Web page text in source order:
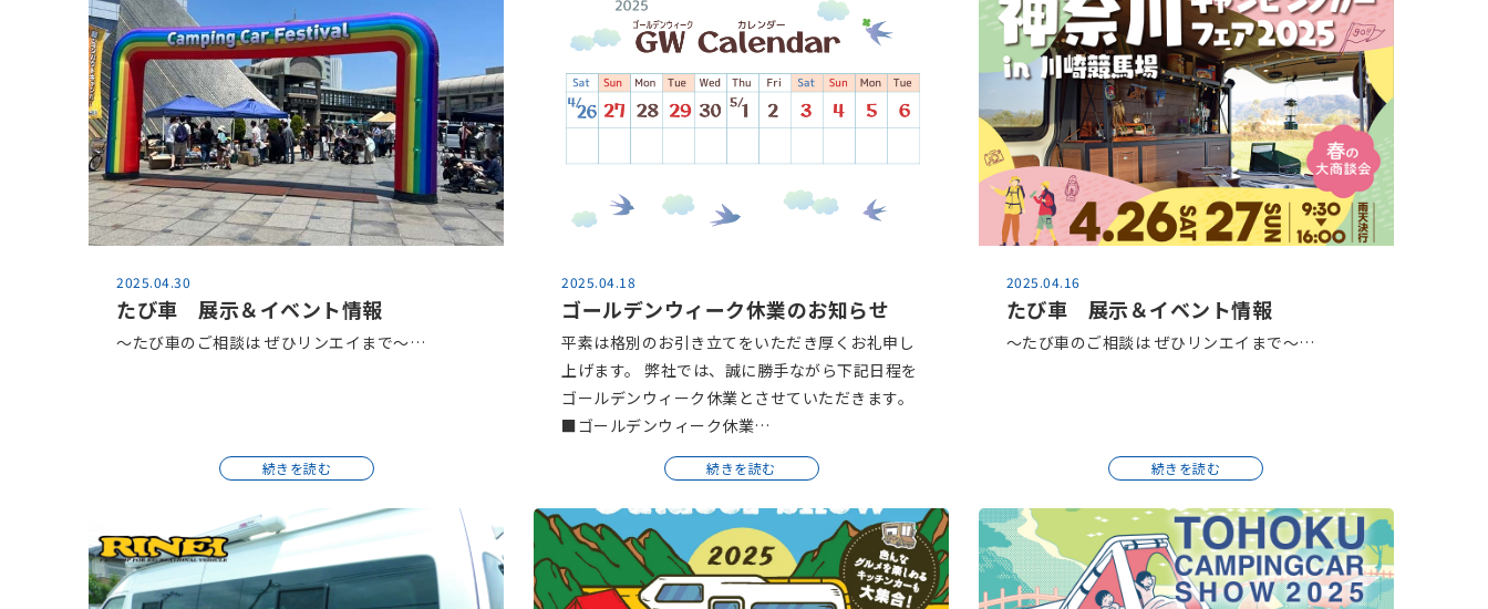
2025.04.30
たび車 展示＆イベント情報
～たび車のご相談は ぜひリンエイまで～…
続きを読む
2025.04.18
ゴールデンウィーク休業のお知らせ
平素は格別のお引き立てをいただき厚くお礼申し
上げます。 弊社では、誠に勝手ながら下記日程を
ゴールデンウィーク休業とさせていただきます。
■ゴールデンウィーク休業…
続きを読む
2025.04.16
たび車 展示＆イベント情報
～たび車のご相談は ぜひリンエイまで～…
続きを読む